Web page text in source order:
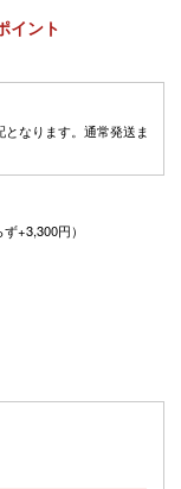
なります。通常発送ま
+3,300円）